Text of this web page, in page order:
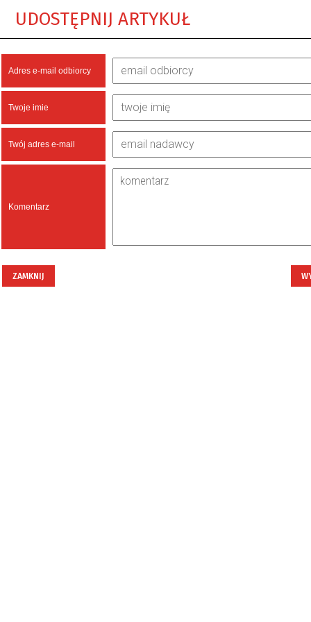
UDOSTĘPNIJ ARTYKUŁ
Adres e-mail odbiorcy
Twoje imie
Twój adres e-mail
Komentarz